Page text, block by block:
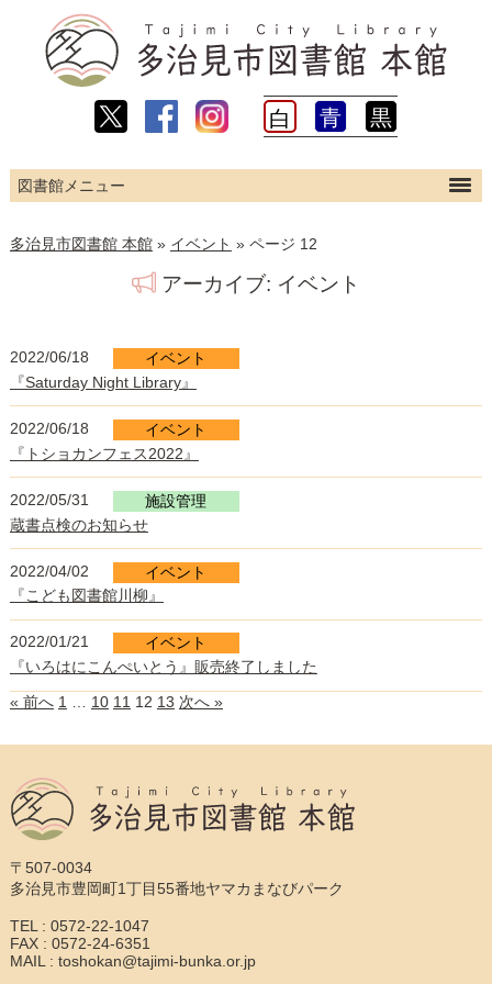
白 青 黒
こどものページ
利用者のページ （PC版）
ログイン
多治見市図書館 本館» イベント » ページ 12
アーカイブ: イベント
2022/06/18
イベント
『Saturday Night Library』
2022/06/18
イベント
『トショカンフェス2022』
2022/05/31
施設管理
蔵書点検のお知らせ
2022/04/02
イベント
『こども図書館川柳』
2022/01/21
イベント
『いろはにこんぺいとう』販売終了しました
« 前へ 1 10 11 12 13 次へ »
〒507-0034
多治見市豊岡町1丁目55番地ヤマカまなびパーク
TEL : 0572-22-1047
FAX : 0572-24-6351
MAIL : toshokan@tajimi-bunka.or.jp